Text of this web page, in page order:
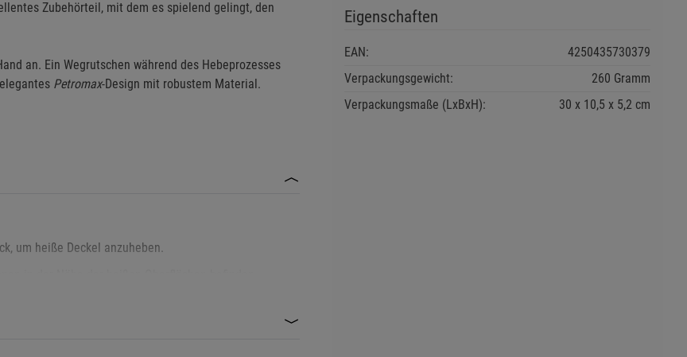
Zubehörteil, mit dem es spielend gelingt, den
an. Ein Wegrutschen während des Hebeprozesses
Petromax-Design mit robustem Material.
um heiße Deckel anzuheben.
in der Nähe der heißen Oberflächen befinden.
Lassen Sie ihn vollständig abkühlen, bevor Sie ihn
Eigenschaften
EAN:
4250435730379
Verpackungsgewicht:
260 Gramm
Verpackungsmaße (LxBxH):
30 10,5 5,2cm